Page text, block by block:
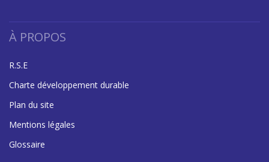
À PROPOS
R.S.E
Charte développement durable
Plan du site
Mentions légales
Glossaire